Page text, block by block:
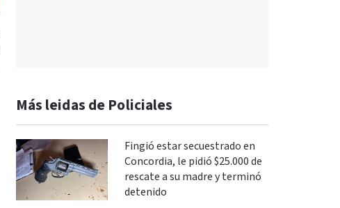
Más leidas de Policiales
Fingió estar secuestrado en
Concordia, le pidió $25.000 de
rescate a su madre y terminó
detenido